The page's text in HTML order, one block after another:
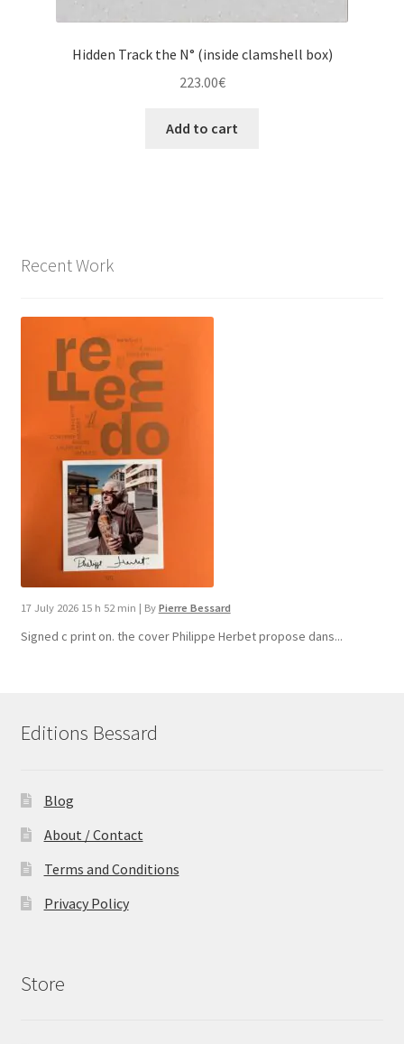
Hidden Track the N° (inside clamshell box)
223.00€
Add to cart
Recent Work
17 July 2026 15 h 52 min | By Pierre Bessard
Signed c print on. the cover ​Philippe Herbet propose dans...
Editions Bessard
Blog
About / Contact
Terms and Conditions
Privacy Policy
Store